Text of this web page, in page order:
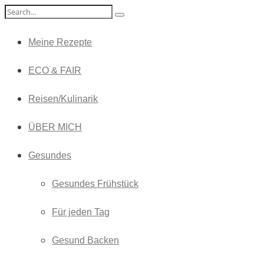
Meine Rezepte
ECO & FAIR
Reisen/Kulinarik
ÜBER MICH
Gesundes
Gesundes Frühstück
Für jeden Tag
Gesund Backen